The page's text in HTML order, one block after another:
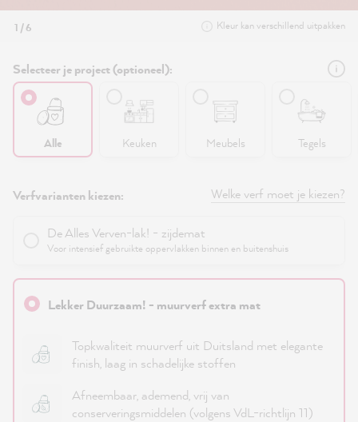
1 / 6 Kleur kan verschillend uitpakken
Selecteer je project (optioneel):
Alle Keuken Meubels Tegels
Verfvarianten kiezen: Welke verf moet je kiezen?
De Alles Verven-lak! - zijdemat
Voor intensief gebruikte oppervlakken binnen en buitenshuis
Lekker Duurzaam! - muurverf extra mat
Topkwaliteit muurverf uit Duitsland met elegante
finish, laag in schadelijke stoffen
Afneembaar, ademend, vrij van
conserveringsmiddelen (volgens VdL-richtlijn 11)